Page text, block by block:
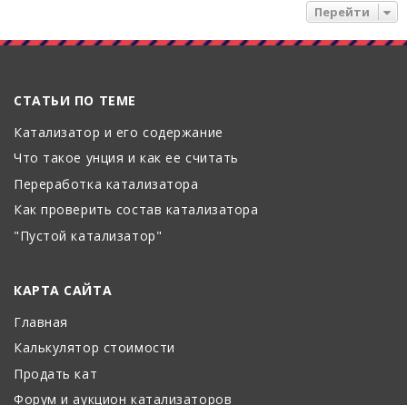
т
ь
Перейти
СТАТЬИ ПО ТЕМЕ
Катализатор и его содержание
Что такое унция и как ее считать
Переработка катализатора
Как проверить состав катализатора
"Пустой катализатор"
КАРТА САЙТА
Главная
Калькулятор стоимости
Продать кат
Форум и аукцион катализаторов